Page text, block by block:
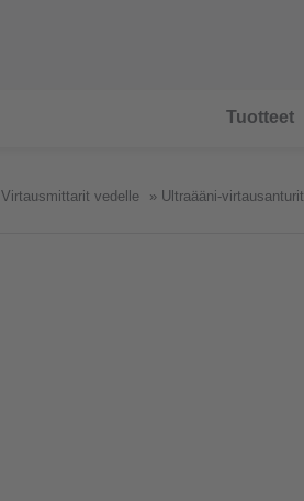
Tuotteet
Virtausmittarit vedelle Ultraääni-virtausanturit